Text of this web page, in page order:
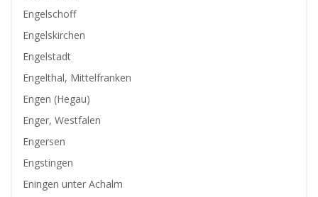
Engelschoff
Engelskirchen
Engelstadt
Engelthal, Mittelfranken
Engen (Hegau)
Enger, Westfalen
Engersen
Engstingen
Eningen unter Achalm